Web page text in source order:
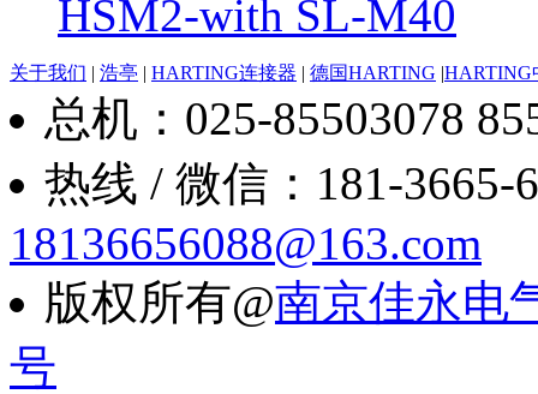
HSM2-with SL-M40
关于我们 | 浩亭 | HARTING连接器 | 德国HARTING |HARTING
总机：025-85503078
热线 / 微信：181-3665-
18136656088@163.com
版权所有@南京佳永电
号